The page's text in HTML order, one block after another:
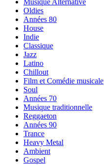
Musique Alternative
Oldies
Années 80
House
Indie
Classique
Jazz
Latino
Chillout
Film et Comédie musicale
Soul
Années 70
Musique traditionnelle
Reggaeton
Années 90
Trance
Heavy Metal
Ambient
Gospel